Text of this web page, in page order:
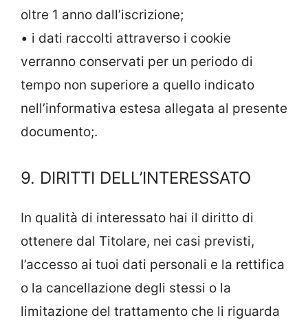
oltre 1 anno dall’iscrizione;
• i dati raccolti attraverso i cookie
verranno conservati per un periodo di
tempo non superiore a quello indicato
nell’informativa estesa allegata al presente
documento;.
9. DIRITTI DELL’INTERESSATO
In qualità di interessato hai il diritto di
ottenere dal Titolare, nei casi previsti,
l’accesso ai tuoi dati personali e la rettifica
o la cancellazione degli stessi o la
limitazione del trattamento che li riguarda